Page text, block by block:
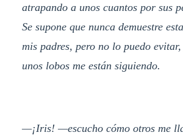
atrapando a unos cuantos por sus
Se supone que nunca demuestre
mis padres, pero no lo puedo
unos lobos me están siguiendo.
—¡Iris! —escucho cómo otros me